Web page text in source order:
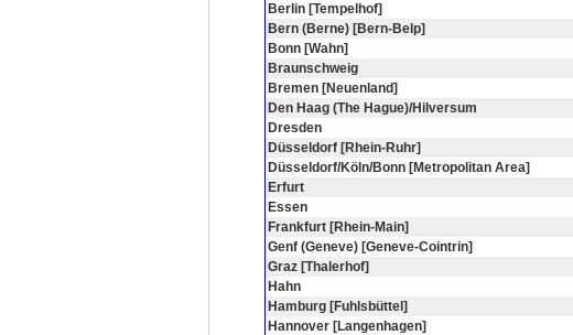
Berlin [Tempelhof]
Bern (Berne) [Bern-Belp]
Bonn [Wahn]
Braunschweig
Bremen [Neuenland]
Den Haag (The Hague)/Hilversum
Dresden
Düsseldorf [Rhein-Ruhr]
Düsseldorf/Köln/Bonn [Metropolitan Area]
Erfurt
Essen
Frankfurt [Rhein-Main]
Genf (Geneve) [Geneve-Cointrin]
Graz [Thalerhof]
Hahn
Hamburg [Fuhlsbüttel]
Hannover [Langenhagen]